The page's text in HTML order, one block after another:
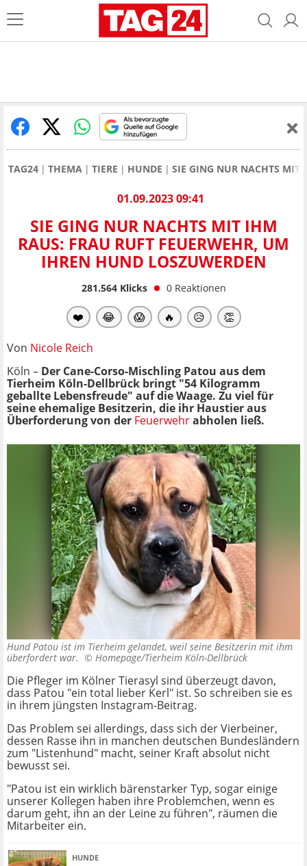
TAG24 THEMA TIERE HUNDE SIE GING NUR NACHTS MIT
01.09.2023 09:41
SIE GING NUR NACHTS MIT IHM
RAUS: FRAU RUFT FEUERWEHR, UM
IHREN HUND LOSZUWERDEN
281.564Klicks 0 Reaktionen
❤️ 😂 😱 🔥 😥 👏
Von Nicole Reich
Köln – Der Cane-Corso-Mischling Patou aus dem
Tierheim Köln-Dellbrück bringt "54 Kilogramm
geballte Lebensfreude" auf die Waage. Zu viel für
seine ehemalige Besitzerin, die ihr Haustier aus
Überforderung von der Feuerwehrabholen ließ.
Hund Patou ist im Tierheim gelandet, weil seine Besitzerin mit ihm
überfordert war. © Homepage/Tierheim Köln-Dellbrück
Die Pfleger im Kölner Tierasyl sind überzeugt davon,
dass Patou "ein total lieber Kerl" ist. So schreiben sie es
in ihrem jüngsten Instagram-Beitrag.
Das Problem sei allerdings, dass sich der Vierbeiner,
dessen Rasse ihn in manchen deutschen Bundesländern
zum "Listenhund" macht, seiner Kraft absolut nicht
bewusst sei.
"Patou ist ein wirklich bärenstarker Typ, sogar einige
unserer Kollegen haben ihre Problemchen, wenn es
darum geht, ihn an der Leine zu führen", räumen die
Mitarbeiter ein.
HUNDE